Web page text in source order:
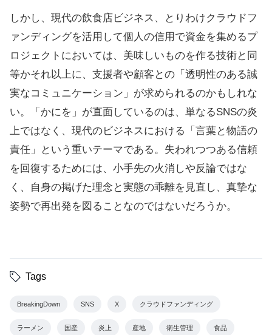
しかし、現代の飲食店ビジネス、とりわけクラウドフ
ァンディングを活用して個人の信用で資金を集めるプ
ロジェクトにおいては、美味しいものを作る技術と同
等かそれ以上に、支援者や顧客との「透明性のある誠
実なコミュニケーション」が求められるのかもしれな
い。「かにを」が直面しているのは、単なるSNSの炎
上ではなく、現代のビジネスにおける「言葉と物語の
責任」という重いテーマである。失われつつある信頼
を回復するためには、小手先の火消しや反論ではな
く、自身の掲げた理念と実態の乖離を見直し、真摯な
姿勢で再出発を図ることなのではないだろうか。
Tags
BreakingDown SNS X クラウドファンディング
ラーメン 国産 炎上 産地 衛生管理 食品